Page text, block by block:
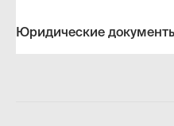
Юридические